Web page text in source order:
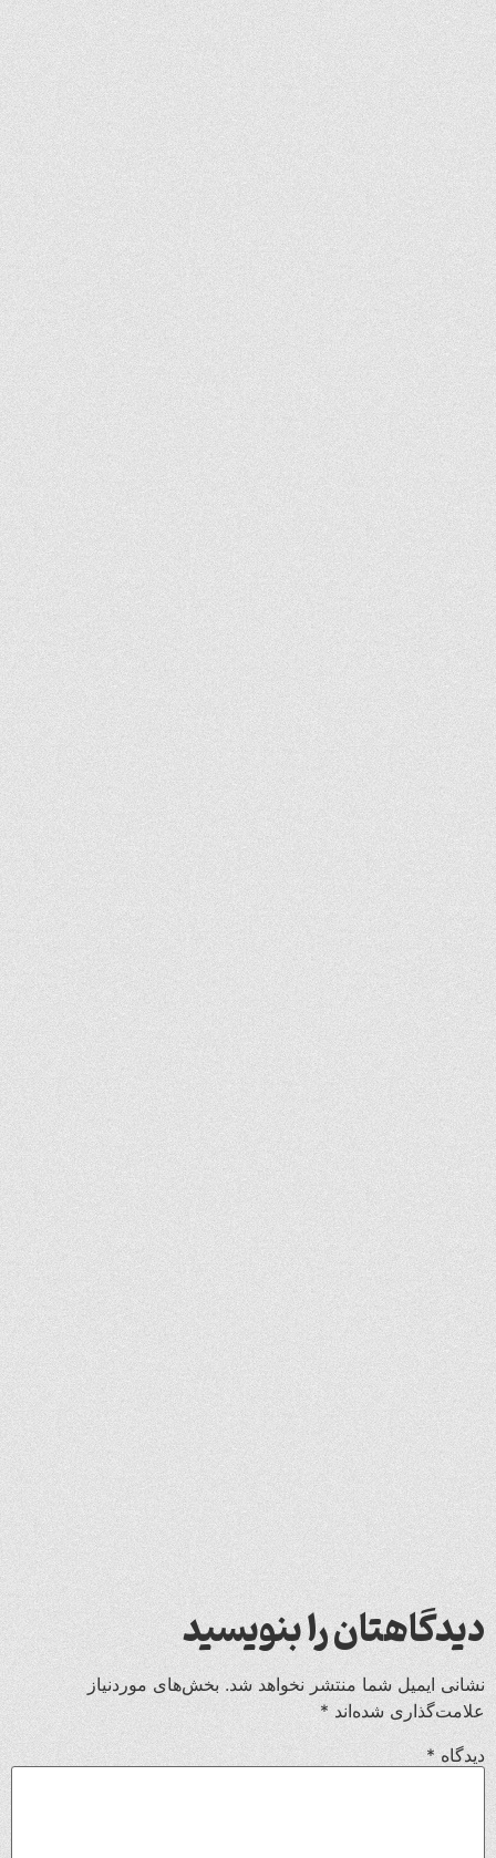
دیدگاهتان را بنویسید
نشانی ایمیل شما منتشر نخواهد شد. بخش‌های موردنیاز
علامت‌گذاری شده‌اند *
دیدگاه*